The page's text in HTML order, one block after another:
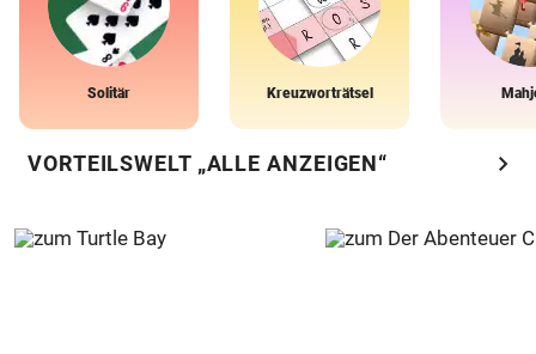
Solitär Kreuzworträtsel
VORTEILSWELT „ALLE ANZEIGEN“ chevron_right